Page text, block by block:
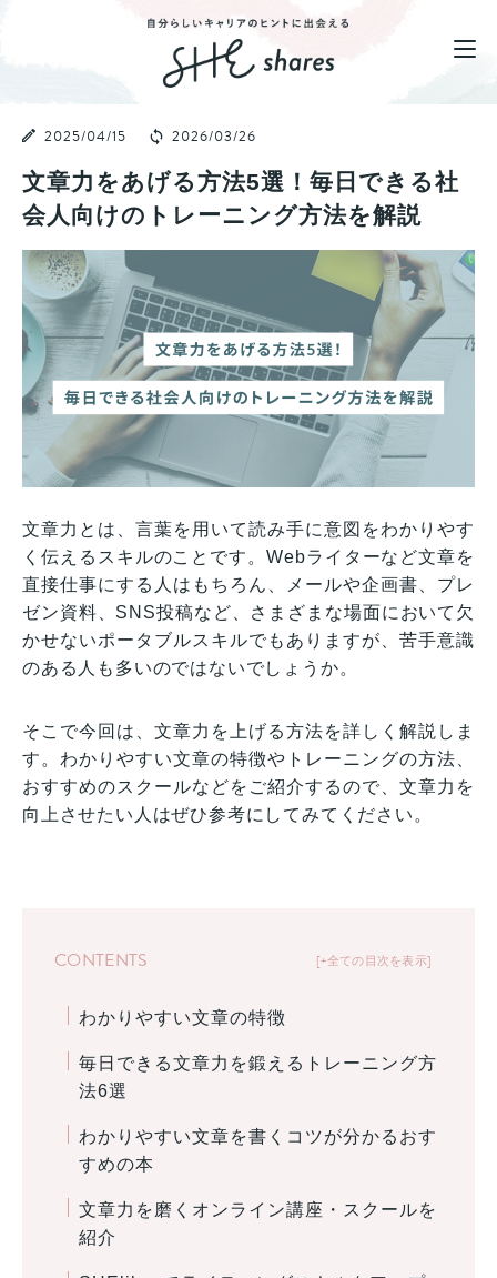
2025/04/15 2026/03/26
文章力をあげる方法5選！毎日できる社
会人向けのトレーニング方法を解説
文章力とは、言葉を用いて読み手に意図をわかりやす
く伝えるスキルのことです。Webライターなど文章を
直接仕事にする人はもちろん、メールや企画書、プレ
ゼン資料、SNS投稿など、さまざまな場面において欠
かせないポータブルスキルでもありますが、苦手意識
のある人も多いのではないでしょうか。
そこで今回は、文章力を上げる方法を詳しく解説しま
す。わかりやすい文章の特徴やトレーニングの方法、
おすすめのスクールなどをご紹介するので、文章力を
向上させたい人はぜひ参考にしてみてください。
+全ての目次を表示
CONTENTS
わかりやすい文章の特徴
毎日できる文章力を鍛えるトレーニング方
法6選
わかりやすい文章を書くコツが分かるおす
すめの本
文章力を磨くオンライン講座・スクールを
紹介